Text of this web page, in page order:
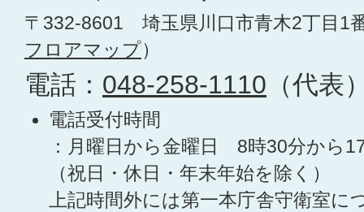
〒332-8601 埼玉県川口市青木2丁目1
フロアマップ）
電話： 048-258-1110 （代表
電話受付時間
：月曜日から金曜日 8時30分から
（祝日・休日・年末年始を除く）
上記時間外には第一本庁舎守衛室に